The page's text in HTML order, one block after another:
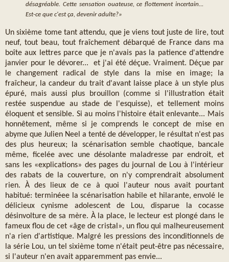
désagréable. Cette sensation ouateuse, ce flottement incertain...
Est-ce que c'est ça, devenir adulte?»
Un sixième tome tant attendu, que je viens tout juste de lire, tout
neuf, tout beau, tout fraîchement débarqué de France dans ma
boîte aux lettres parce que je n'avais pas la patience d'attendre
janvier pour le dévorer... et j'ai été déçue. Vraiment. Déçue par
le changement radical de style dans la mise en image; la
fraîcheur, la candeur du trait d'avant laisse place à un style plus
épuré, mais aussi plus brouillon (comme si l'illustration était
restée suspendue au stade de l'esquisse), et tellement moins
éloquent et sensible. Si au moins l'histoire était enlevante... Mais
honnêtement, même si je comprends le concept de mise en
abyme que Julien Neel a tenté de développer, le résultat n'est pas
des plus heureux; la scénarisation semble chaotique, bancale
même, ficelée avec une désolante maladresse par endroit, et
sans les «explications» des pages du journal de Lou à l'intérieur
des rabats de la couverture, on n'y comprendrait absolument
rien. À des lieux de ce à quoi l'auteur nous avait pourtant
habitué: terminéee la scénarisation habile et hilarante, envolé le
délicieux cynisme adolescent de Lou, disparue la cocasse
désinvolture de sa mère. À la place, le lecteur est plongé dans le
fameux flou de cet «âge de cristal», un flou qui malheureusement
n'a rien d'artistique. Malgré les pressions des inconditionnels de
la série Lou, un tel sixième tome n'était peut-être pas nécessaire,
si l'auteur n'en avait apparemment pas envie...